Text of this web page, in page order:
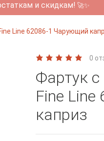
и скидкам! 🚀✨
Line 62086-1 Чарующий
0
Фартук
Fine
каприз